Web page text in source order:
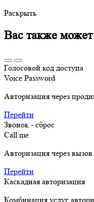
Раскрыть
Вас также может
Голосовой код доступа
Voice Password
Авторизация через
Перейти
Звонок - сброс
Call me
Авторизация через
Перейти
Каскадная авторизация
Комбинация услуг